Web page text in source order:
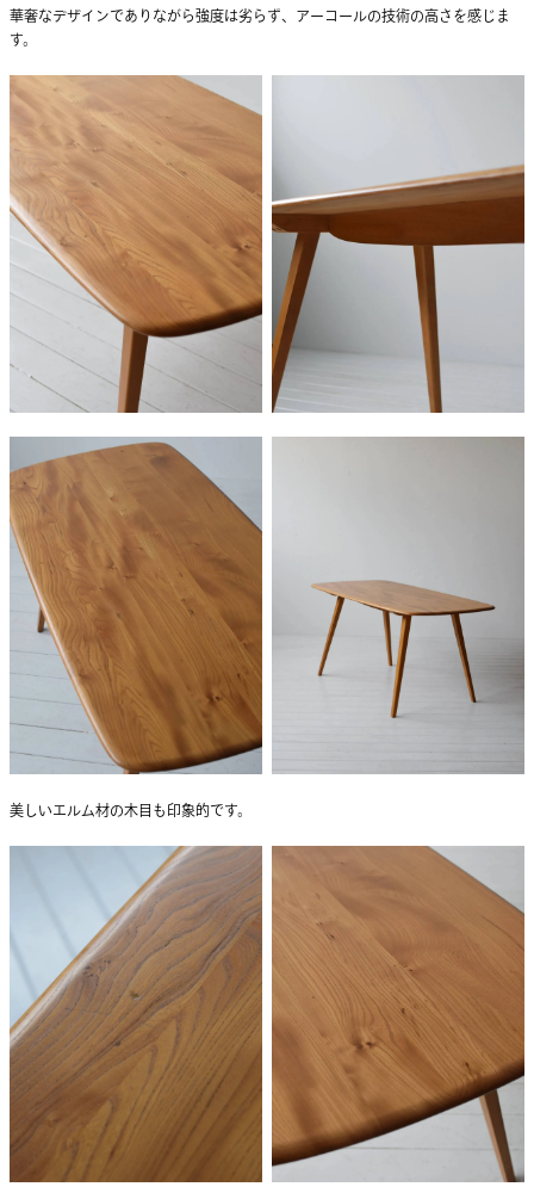
華奢なデザインでありながら強度は劣らず、アーコールの技術の高さを感じま
す。
美しいエルム材の木目も印象的です。